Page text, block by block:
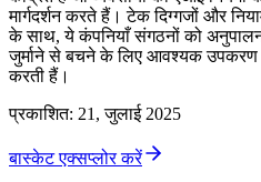
मार्गदर्शन करते हैं। टेक दिग्गजों और
के साथ, ये कंपनियाँ संगठनों को
जुर्माने से बचने के लिए आवश्यक उपकरण
करती हैं।
प्रकाशित: 21, जुलाई 2025
बास्केट एक्सप्लोर करें